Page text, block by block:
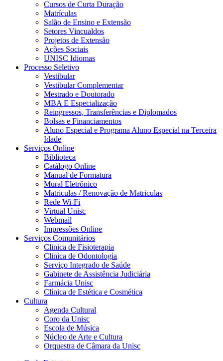
Cursos de Curta Duração
Matrículas
Salão de Ensino e Extensão
Setores Vincualdos
Projetos de Extensão
Ações Sociais
UNISC Idiomas
Processo Seletivo
Vestibular
Vestibular Complementar
Mestrado e Doutorado
MBA E Especialização
Reingressos, Transferências e Diplomados
Bolsas e Financiamentos
Aluno Especial e Programa Aluno Especial na Terceira
Idade
Serviços Online
Biblioteca
Catálogo Online
Manual de Formatura
Mural Eletrônico
Matriculas / Renovação de Matriculas
Rede Wi-Fi
Virtual Unisc
Webmail
Impressões Online
Serviços Comunitários
Clinica de Fisioterapia
Clinica de Odontologia
Serviço Integrado de Saúde
Gabinete de Assistência Judiciária
Farmácia Unisc
Clínica de Estética e Cosmética
Cultura
Agenda Cultural
Coro da Unisc
Escola de Música
Núcleo de Arte e Cultura
Orquestra de Câmara da Unisc